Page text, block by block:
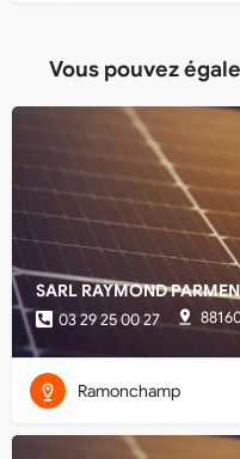
Vous pouvez
SARL RAYMOND
03 29 25 00 27
Ramonchamp